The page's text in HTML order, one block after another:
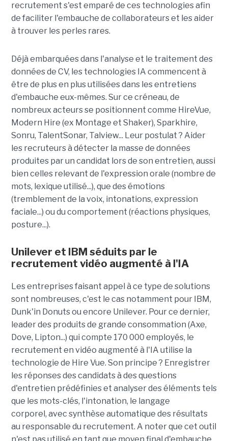
recrutement s'est emparé de ces technologies afin
de faciliter l'embauche de collaborateurs et les aider
à trouver les perles rares.
Déjà embarquées dans l'analyse et le traitement des
données de CV, les technologies IA commencent à
être de plus en plus utilisées dans les entretiens
d'embauche eux-mêmes. Sur ce créneau, de
nombreux acteurs se positionnent comme HireVue,
Modern Hire (ex Montage et Shaker), Sparkhire,
Sonru, TalentSonar, Talview... Leur postulat ? Aider
les recruteurs à détecter la masse de données
produites par un candidat lors de son entretien, aussi
bien celles relevant de l'expression orale (nombre de
mots, lexique utilisé...), que des émotions
(tremblement de la voix, intonations, expression
faciale...) ou du comportement (réactions physiques,
posture...).
Unilever et IBM séduits par le
recrutement vidéo augmenté à l'IA
Les entreprises faisant appel à ce type de solutions
sont nombreuses, c'est le cas notamment pour IBM,
Dunk'in Donuts ou encore Unilever. Pour ce dernier,
leader des produits de grande consommation (Axe,
Dove, Lipton...) qui compte 170 000 employés, le
recrutement en vidéo augmenté à l'IA utilise la
technologie de Hire Vue. Son principe ? Enregistrer
les réponses des candidats à des questions
d'entretien prédéfinies et analyser des éléments tels
que les mots-clés, l'intonation, le langage
corporel, avec synthèse automatique des résultats
au responsable du recrutement. A noter que cet outil